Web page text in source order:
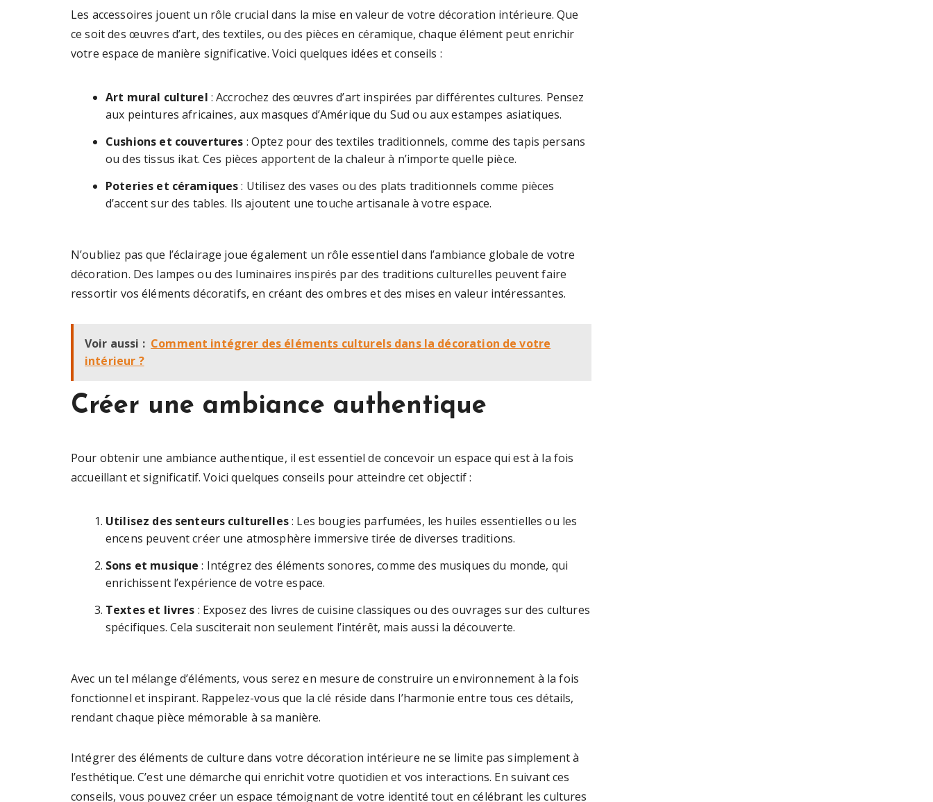
Les accessoires jouent un rôle crucial dans la mise en valeur de votre décoration intérieure. Que
ce soit des œuvres d’art, des textiles, ou des pièces en céramique, chaque élément peut enrichir
votre espace de manière significative. Voici quelques idées et conseils :
Art mural culturel : Accrochez des œuvres d’art inspirées par différentes cultures. Pensez
aux peintures africaines, aux masques d’Amérique du Sud ou aux estampes asiatiques.
Cushions et couvertures : Optez pour des textiles traditionnels, comme des tapis persans
ou des tissus ikat. Ces pièces apportent de la chaleur à n’importe quelle pièce.
Poteries et céramiques: Utilisez des vases ou des plats traditionnels comme pièces
d’accent sur des tables. Ils ajoutent une touche artisanale à votre espace.
N’oubliez pas que l’éclairage joue également un rôle essentiel dans l’ambiance globale de votre
décoration. Des lampes ou des luminaires inspirés par des traditions culturelles peuvent faire
ressortir vos éléments décoratifs, en créant des ombres et des mises en valeur intéressantes.
Voir aussi : Comment intégrer des éléments culturels dans la décoration de votre
intérieur ?
Créer une ambiance authentique
Pour obtenir une ambiance authentique, il est essentiel de concevoir un espace qui est à la fois
accueillant et significatif. Voici quelques conseils pour atteindre cet objectif :
Utilisez des senteurs culturelles: Les bougies parfumées, les huiles essentielles ou les
encens peuvent créer une atmosphère immersive tirée de diverses traditions.
Sons et musique : Intégrez des éléments sonores, comme des musiques du monde, qui
enrichissent l’expérience de votre espace.
Textes et livres : Exposez des livres de cuisine classiques ou des ouvrages sur des cultures
spécifiques. Cela susciterait non seulement l’intérêt, mais aussi la découverte.
Avec un tel mélange d’éléments, vous serez en mesure de construire un environnement à la fois
fonctionnel et inspirant. Rappelez-vous que la clé réside dans l’harmonie entre tous ces détails,
rendant chaque pièce mémorable à sa manière.
Intégrer des éléments de culture dans votre décoration intérieure ne se limite pas simplement à
l’esthétique. C’est une démarche qui enrichit votre quotidien et vos interactions. En suivant ces
conseils, vous pouvez créer un espace témoignant de votre identité tout en célébrant les cultures